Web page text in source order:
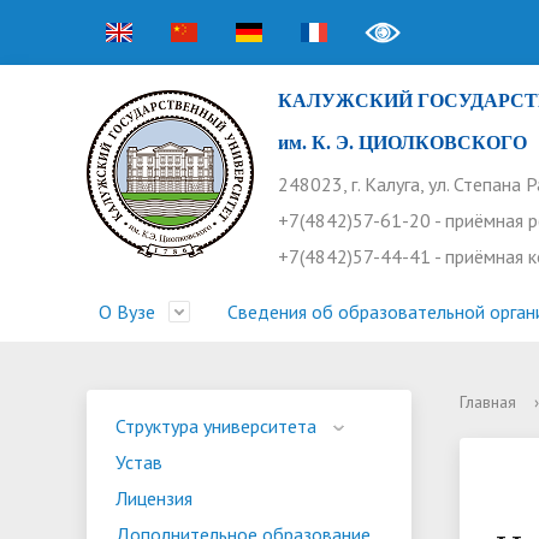
КАЛУЖСКИЙ
им. К. Э. ЦИОЛКОВСКОГО
248023, г. Калуга, ул. Степана
+7(4842)57-61-20 - приёмная
+7(4842)57-44-41 - приёмная
О Вузе
Устав
Профсоюз работников
Бассейн
Сведения об образовательной
Прием 2026. Ординатура
Оплата
Профком студентов
Конференции
Научные труды КГУ
Часто
Структура университета
Устав
Лицензия
Дополнительное образование
Главная ›